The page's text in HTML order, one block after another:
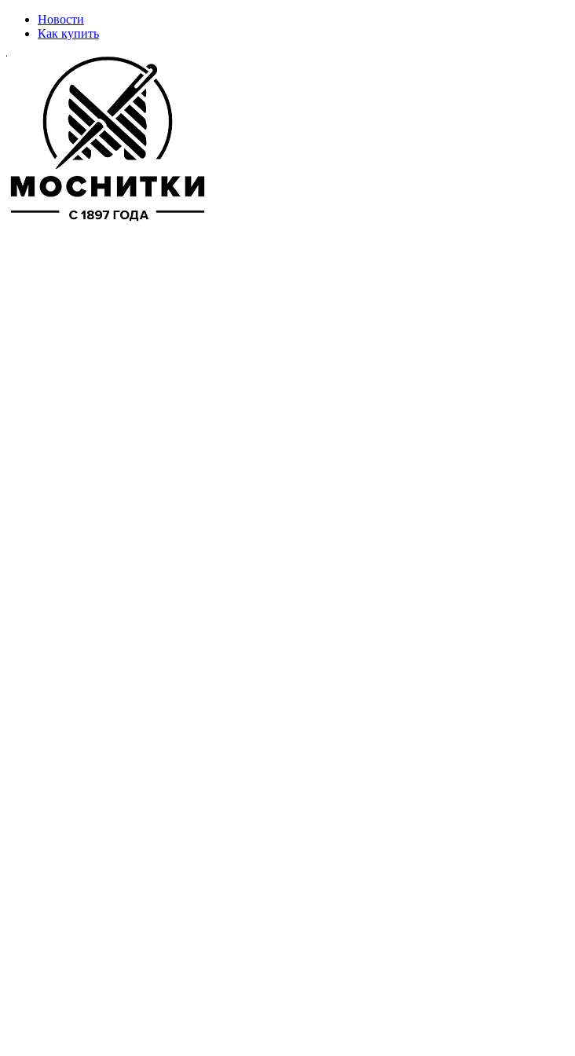
Новости
Как купить